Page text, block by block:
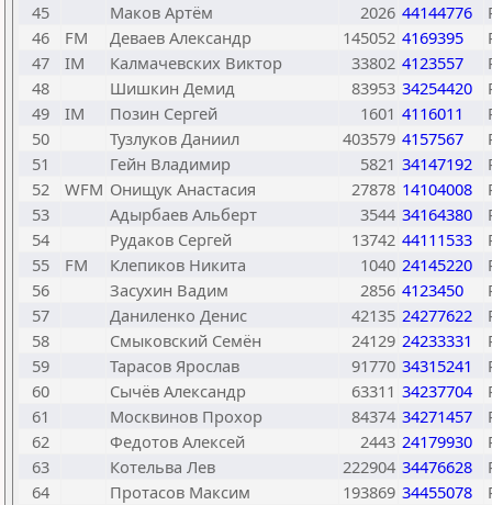
45
Маков Артём 2026 44144776
46
FM Деваев Александр 145052 4169395
47
IM Калмачевских Виктор 33802 4123557
48
Шишкин Демид 83953 34254420
49
IM Позин Сергей 1601 4116011
50
Тузлуков Даниил 403579 4157567
51
Гейн Владимир 5821 34147192
52
WFM Онищук Анастасия 27878 14104008
53
Адырбаев Альберт 3544 34164380
54
Рудаков Сергей 13742 44111533
55
FM Клепиков Никита 1040 24145220
56
Засухин Вадим 2856 4123450
57
Даниленко Денис 42135 24277622
58
Смыковский Семён 24129 24233331
59
Тарасов Ярослав 91770 34315241
60
Сычёв Александр 63311 34237704
61
Москвинов Прохор 84374 34271457
62
Федотов Алексей 2443 24179930
63
Котельва Лев 222904 34476628
64
Протасов Максим 193869 34455078